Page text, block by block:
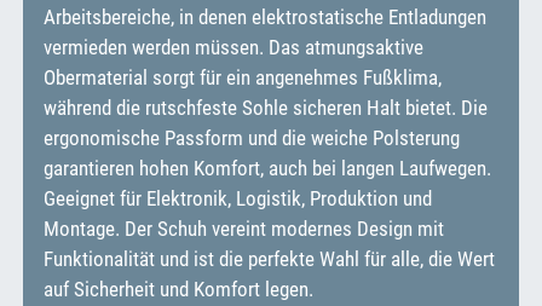
Arbeitsbereiche, in denen elektrostatische Entladungen
vermieden werden müssen. Das atmungsaktive
Obermaterial sorgt für ein angenehmes Fußklima,
während die rutschfeste Sohle sicheren Halt bietet. Die
ergonomische Passform und die weiche Polsterung
garantieren hohen Komfort, auch bei langen Laufwegen.
Geeignet für Elektronik, Logistik, Produktion und
Montage. Der Schuh vereint modernes Design mit
Funktionalität und ist die perfekte Wahl für alle, die Wert
auf Sicherheit und Komfort legen.